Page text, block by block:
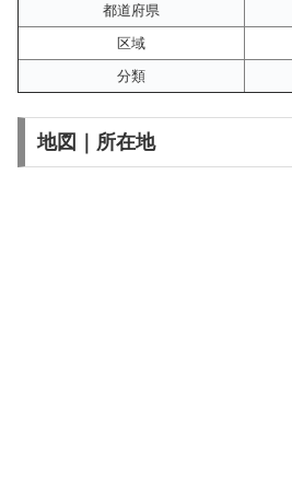
都道府県
区域
分類
地図｜所在地